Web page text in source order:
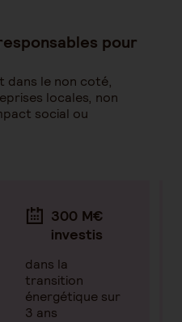
pour
dans le non coté,
locales, non
social ou
300 M€
investis
dans la
transition
énergétique sur
3 ans